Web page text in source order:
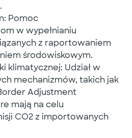
: Pomoc
w wypełnianiu
z raportowaniem
środowiskowym.
klimatycznej: Udział w
mechanizmów, takich jak
Adjustment
mają na celu
CO2 z importowanych